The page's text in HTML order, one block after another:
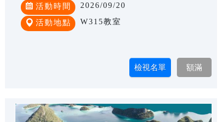
活動時間 2026/09/20
活動地點 W315教室